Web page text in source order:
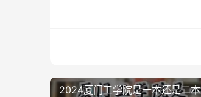
2024厦门工学院是一本还是二本